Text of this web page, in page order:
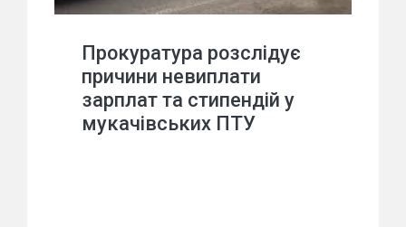
Прокуратура розслідує
причини невиплати
зарплат та стипендій у
мукачівських ПТУ